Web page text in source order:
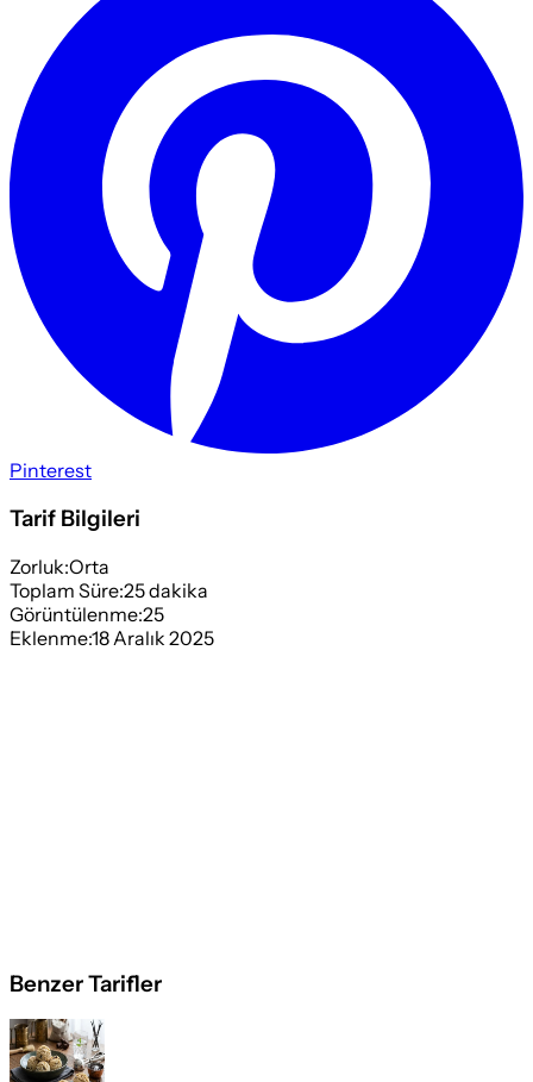
Pinterest
Tarif Bilgileri
Zorluk:Orta
Toplam Süre:25dakika
Görüntülenme:25
Eklenme:18 Aralık 2025
Benzer Tarifler